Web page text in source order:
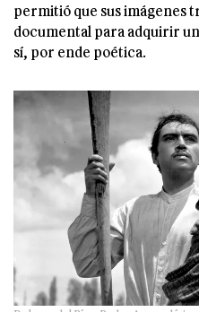
permitió que sus imágenes
documental para adquirir
sí, por ende poética.